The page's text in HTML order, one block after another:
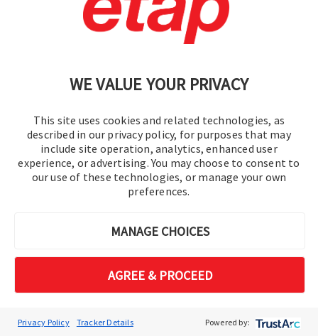
WE VALUE YOUR PRIVACY
This site uses cookies and related technologies, as
described in our privacy policy, for purposes that may
include site operation, analytics, enhanced user
experience, or advertising. You may choose to consent to
our use of these technologies, or manage your own
preferences.
MANAGE CHOICES
AGREE & PROCEED
Privacy Policy Tracker Details Powered by: